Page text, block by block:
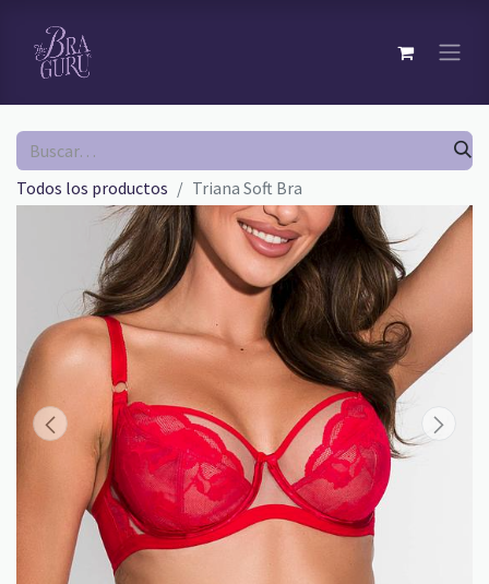
Todos los productos Triana Soft Bra